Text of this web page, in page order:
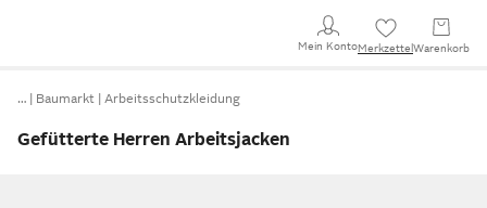
Mein KontoMerkzettel Warenkorb
… Baumarkt Arbeitsschutzkleidung
Gefütterte Herren Arbeitsjacken